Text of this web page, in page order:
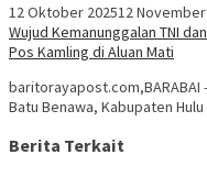
12 Oktober 202512
Wujud Kemanunggalan TNI
Pos Kamling di Aluan Mati
baritorayapost.com,BARABAI
Batu Benawa, Kabupaten
Berita Terkait